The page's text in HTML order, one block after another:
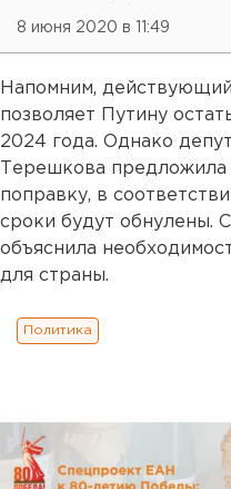
8 июня 2020 в 11:49
Напомним,
позволяет Путину
2024 года. Однако
Терешкова
поправку, в
сроки будут обнулены.
объяснила
для страны.
Политика